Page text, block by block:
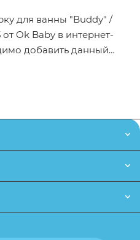
для ванны "Buddy" /
от Ok Baby в интернет-
добавить данный
размещенного на
и т.д., не
потребительские